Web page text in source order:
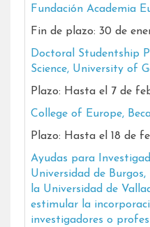
Fundación Academia
Fin de plazo: 30 de
Doctoral Studentship
Science, University of
Plazo: Hasta el 7 de
College of Europe,
Plazo: Hasta el 18 de
Ayudas para
Universidad de
la Universidad de
estimular la
investigadores o